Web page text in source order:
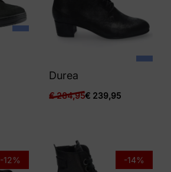
Durea
€284,95€239,95
-12% -14%